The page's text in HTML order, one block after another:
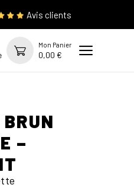
Avis clients
Mon Panier
0,00 €
–